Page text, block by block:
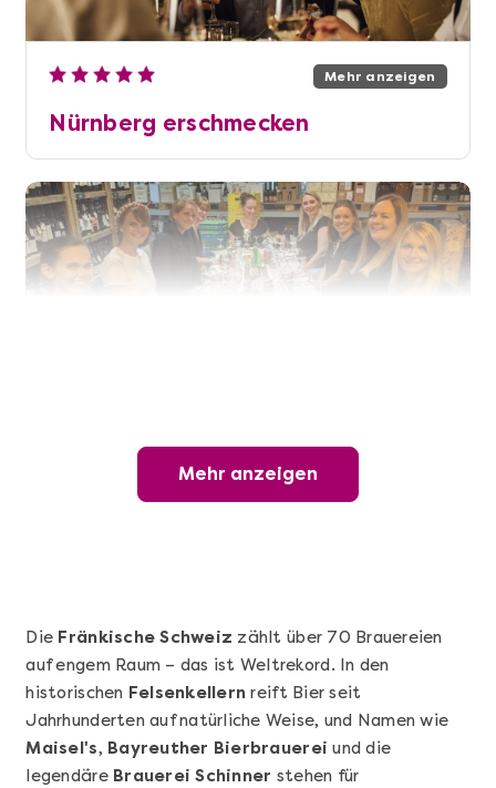
Mehr anzeigen
Nürnberg erschmecken
Offene Weinprobe
Mehr anzeigen
Die Fränkische Schweiz zählt über 70 Brauereien
auf engem Raum – das ist Weltrekord. In den
historischen Felsenkellern reift Bier seit
Jahrhunderten auf natürliche Weise, und Namen wie
Maisel's, Bayreuther Bierbrauerei und die
legendäre Brauerei Schinner stehen für